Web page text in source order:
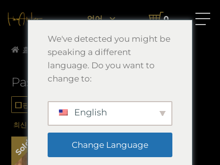
언어 0
홈 Pastel Works
Pastel Works
check_box_outline_blank판매 중으로만 표시
Sold
We've detected you might be
speaking a different
language. Do you want to
change to:
English
Change Language